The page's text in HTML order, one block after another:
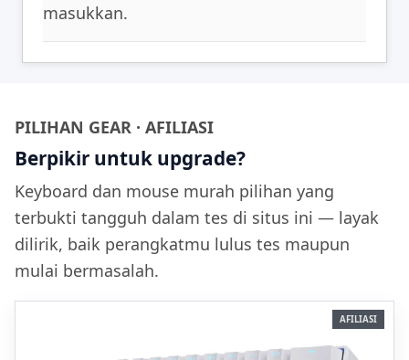
masukkan.
PILIHAN GEAR · AFILIASI
Berpikir untuk upgrade?
Keyboard dan mouse murah pilihan yang
terbukti tangguh dalam tes di situs ini — layak
dilirik, baik perangkatmu lulus tes maupun
mulai bermasalah.
AFILIASI